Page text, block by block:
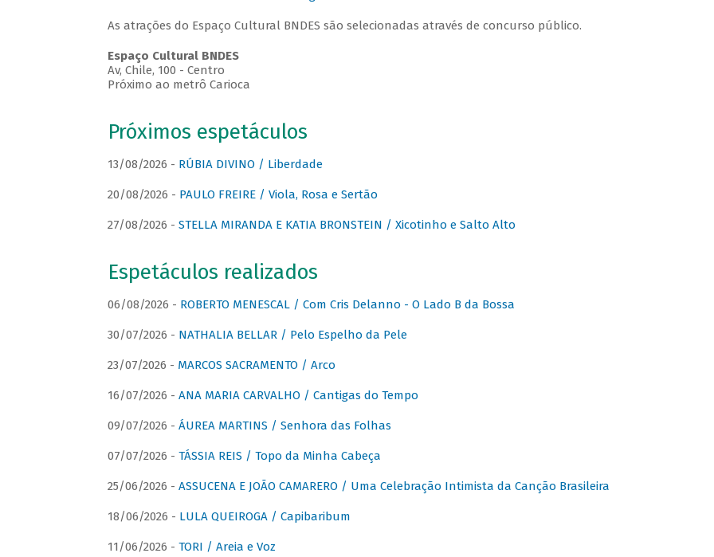
As atrações do Espaço Cultural BNDES são selecionadas através de concurso público.
Espaço Cultural BNDES
Av, Chile, 100 - Centro
Próximo ao metrô Carioca
Próximos espetáculos
13/08/2026 - RÚBIA DIVINO / Liberdade
20/08/2026 - PAULO FREIRE / Viola, Rosa e Sertão
27/08/2026 - STELLA MIRANDA E KATIA BRONSTEIN / Xicotinho e Salto Alto
Espetáculos realizados
06/08/2026 - ROBERTO MENESCAL / Com Cris Delanno - O Lado B da Bossa
30/07/2026 - NATHALIA BELLAR / Pelo Espelho da Pele
23/07/2026 - MARCOS SACRAMENTO / Arco
16/07/2026 - ANA MARIA CARVALHO / Cantigas do Tempo
09/07/2026 - ÁUREA MARTINS / Senhora das Folhas
07/07/2026 - TÁSSIA REIS / Topo da Minha Cabeça
25/06/2026 - ASSUCENA E JOÃO CAMARERO / Uma Celebração Intimista da Canção Brasileira
18/06/2026 - LULA QUEIROGA / Capibaribum
11/06/2026 - TORI / Areia e Voz